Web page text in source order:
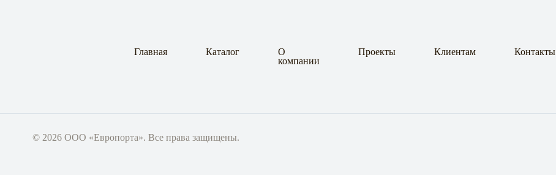
Главная Каталог
О
компании
Проекты Клиентам
Контакты
© 2026 ООО «Европорта». Все права защищены.